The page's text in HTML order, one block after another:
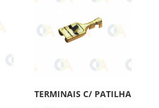
TERMINAIS C/ PATILHA